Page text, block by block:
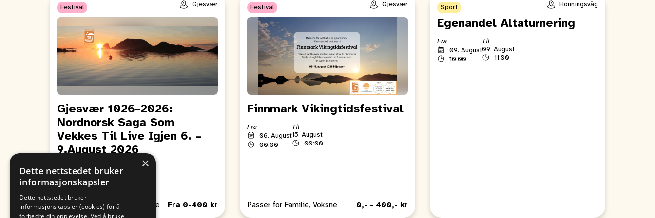
Festival Gjesvær
Gjesvær 1026–2026:
Nordnorsk Saga Som
Vekkes Til Live Igjen 6. –
9.August 2026
Fra
00:00
Til
09. August
Passer for Barn, Unge, Voksne Fra 0-400 kr
Festival Gjesvær
Finnmark Vikingtidsfestival
Fra
06. August
00:00
Til
15. August
00:00
Passer for Familie, Voksne 0,- - 400,- kr
Sport Honningsvåg
Egenandel Altaturnering
Fra
09. August
10:00
Til
09. August
11:00
×
Dette nettstedet bruker
informasjonskapsler
Dette nettstedet bruker
informasjonskapsler (cookies) for å
forbedre din opplevelse. Ved å bruke